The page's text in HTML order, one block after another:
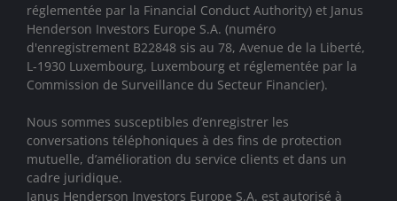
réglementée par la Financial Conduct Authority) et Janus
Henderson Investors Europe S.A. (numéro
d'enregistrement B22848 sis au 78, Avenue de la Liberté,
L-1930 Luxembourg, Luxembourg et réglementée par la
Commission de Surveillance du Secteur Financier).
Nous sommes susceptibles d’enregistrer les
conversations téléphoniques à des fins de protection
mutuelle, d’amélioration du service clients et dans un
cadre juridique.
Janus Henderson Investors Europe S.A. est autorisé à